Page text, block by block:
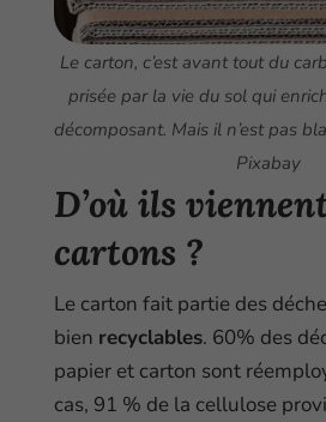
Le carton, c’est avant tout du
prisée par la vie du sol qui
décomposant. Mais il n’est pas
Pixabay
D’où ils
cartons ?
Le carton fait partie des
bien recyclables. 60% des
papier et carton sont
cas, 91 % de la cellulose